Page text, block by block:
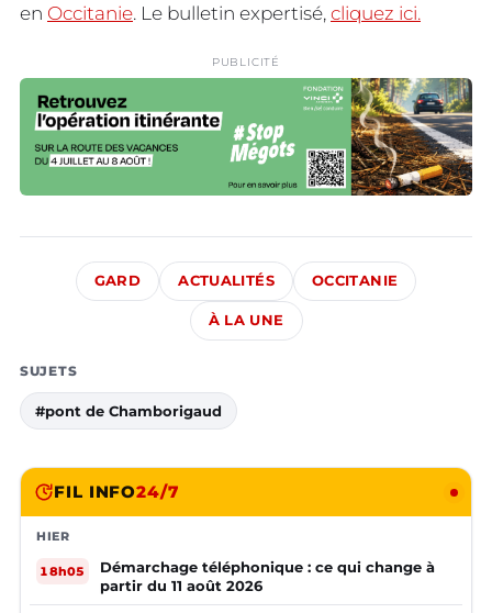
en Occitanie. Le bulletin expertisé, cliquez ici.
PUBLICITÉ
GARD ACTUALITÉS OCCITANIE
À LA UNE
SUJETS
#pont de Chamborigaud
FIL INFO24/7
HIER
18h05
Démarchage téléphonique : ce qui change à
partir du 11 août 2026